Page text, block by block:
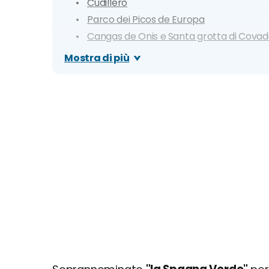
Parco dei Picos de Europa
Cangas de Onis e Santa grotta di
Playa del Silencio
Mostra di più